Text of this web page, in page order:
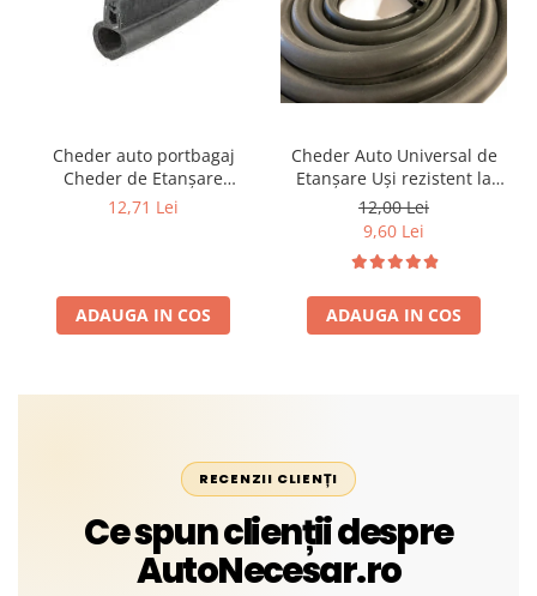
Cheder auto portbagaj
Cheder de Etanșare
Profesional din Cauciuc -
Liniar
12,71 Lei
ADAUGA IN COS
Cheder Auto Universal de
Etanșare Uși rezistent la
intemperii, raze UV,
îmbătrânire și temperaturi
extreme
12,00 Lei
9,60 Lei
ADAUGA IN COS
RECENZII CLIENȚI
Ce spun clienții despre
AutoNecesar.ro